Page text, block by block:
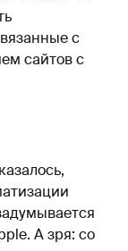
с
сайтов с
А зря: со